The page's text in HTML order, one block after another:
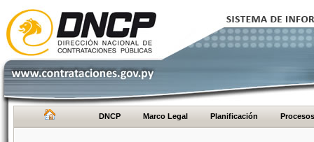
DNCP Marco Legal Planificación Procesos